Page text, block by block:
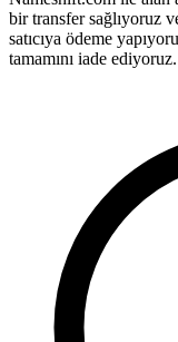
bir transfer sağlıyoruz
satıcıya ödeme
tamamını iade ediyoruz.